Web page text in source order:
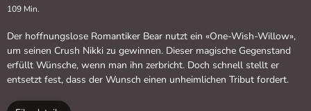
109 Min.
Der hoffnungslose Romantiker Bear nutzt ein «One-Wish-Willow»,
um seinen Crush Nikki zu gewinnen. Dieser magische Gegenstand
erfüllt Wünsche, wenn man ihn zerbricht. Doch schnell stellt er
entsetzt fest, dass der Wunsch einen unheimlichen Tribut fordert.